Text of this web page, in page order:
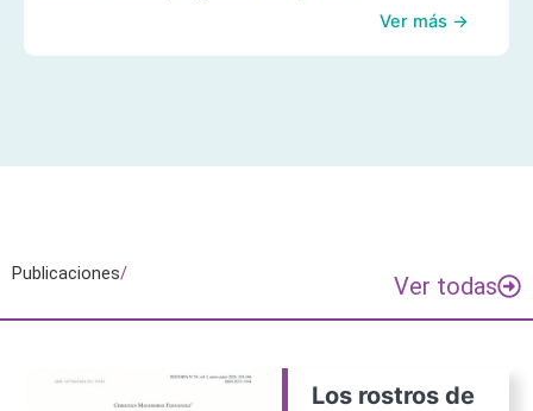
Ver más →
Publicaciones/ Ver todas
Los rostros de